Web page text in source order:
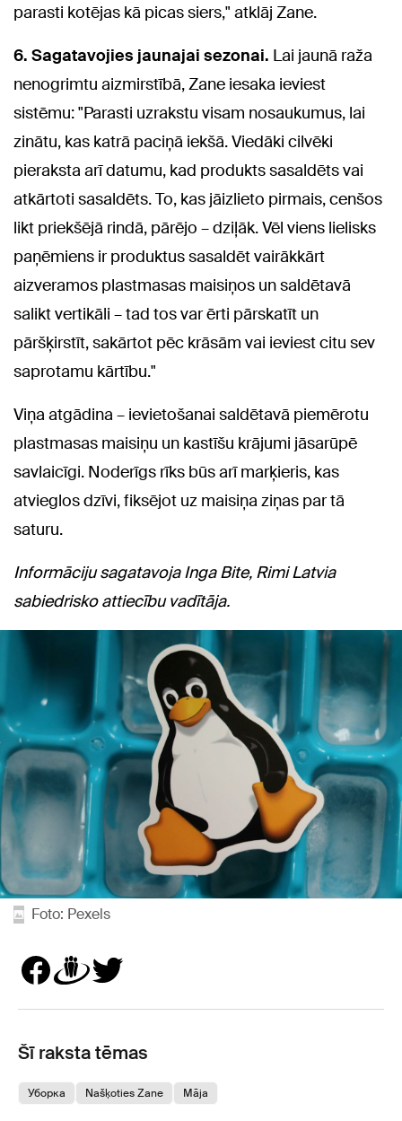
parasti kotējas kā picas siers," atklāj Zane.
6. Sagatavojies jaunajai sezonai. Lai jaunā raža
nenogrimtu aizmirstībā, Zane iesaka ieviest
sistēmu: "Parasti uzrakstu visam nosaukumus, lai
zinātu, kas katrā paciņā iekšā. Viedāki cilvēki
pieraksta arī datumu, kad produkts sasaldēts vai
atkārtoti sasaldēts. To, kas jāizlieto pirmais, cenšos
likt priekšējā rindā, pārējo – dziļāk. Vēl viens lielisks
paņēmiens ir produktus sasaldēt vairākkārt
aizveramos plastmasas maisiņos un saldētavā
salikt vertikāli – tad tos var ērti pārskatīt un
pāršķirstīt, sakārtot pēc krāsām vai ieviest citu sev
saprotamu kārtību."
Viņa atgādina – ievietošanai saldētavā piemērotu
plastmasas maisiņu un kastīšu krājumi jāsarūpē
savlaicīgi. Noderīgs rīks būs arī marķieris, kas
atvieglos dzīvi, fiksējot uz maisiņa ziņas par tā
saturu.
Informāciju sagatavoja Inga Bite, Rimi Latvia
sabiedrisko attiecību vadītāja.
Foto: Pexels
Šī raksta tēmas
Уборка Našķoties Zane Māja